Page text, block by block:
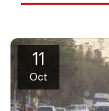
11
Oct